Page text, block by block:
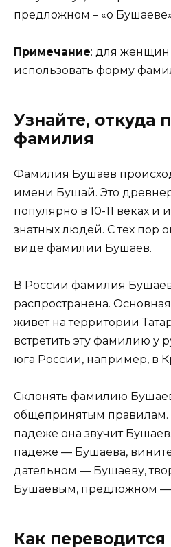
предложном – «о
Примечание: для
использовать форму
Узнайте, откуда
фамилия
Фамилия Бушаев
имени Бушай. Это
популярно в 10-11 веках и
знатных людей. С тех пор
виде фамилии Бушаев.
В России фамилия
распространена.
живет на территории
встретить эту фамилию у
юга России, например, в
Склонять фамилию
общепринятым
падеже она звучит
падеже — Бушаева,
дательном — Бушаеву,
Бушаевым, предложном —
Как